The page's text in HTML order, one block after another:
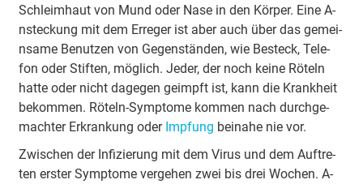
Schleimhaut von Mund oder Nase in den Körper. Eine A­
nste­ckung mit dem E­rre­ger ist aber auch über das ge­mei­
nsa­me Be­nu­tzen von Ge­ge­nstä­nden, wie Besteck, Te­le­
fon oder Stiften, möglich. Jeder, der noch keine Röteln
hatte oder nicht da­ge­gen geimpft ist, kann die Krankheit
be­ko­mmen. Röteln-Sy­mpto­me kommen nach du­rchge­
ma­chter E­rkra­nkung oder Impfung bei­na­he nie vor.
Zwischen der I­nfi­zie­rung mit dem Virus und dem Au­ftre­
ten erster Sy­mpto­me ve­rge­hen zwei bis drei Wochen. A­